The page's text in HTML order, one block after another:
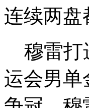
连续两盘
穆雷打
运会男单